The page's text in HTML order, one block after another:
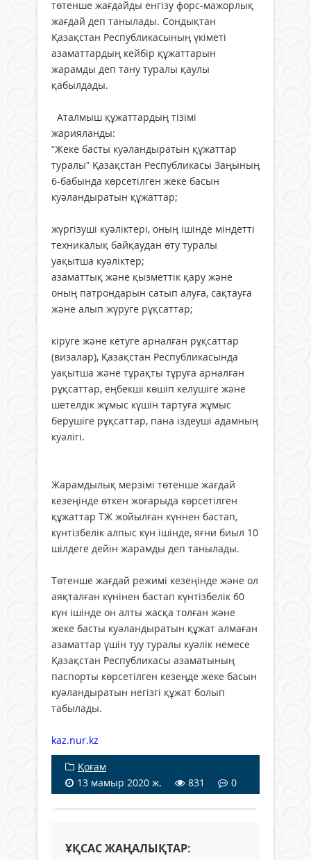
төтенше жағдайды енгізу форс-мажорлық
жағдай деп танылады. Сондықтан
Қазақстан Республикасының үкіметі
азаматтардың кейбір құжаттарын
жарамды деп тану туралы қаулы
қабылдады.
Аталмыш құжаттардың тізімі
жарияланды:
“Жеке басты куәландыратын құжаттар
туралы” Қазақстан Республикасы Заңының
6-бабында көрсетілген жеке басын
куәландыратын құжаттар;
жүргізуші куәліктері, оның ішінде міндетті
техникалық байқаудан өту туралы
уақытша куәліктер;
азаматтық және қызметтік қару және
оның патрондарын сатып алуға, сақтауға
және алып жүруге рұқсаттар;
кіруге және кетуге арналған рұқсаттар
(визалар), Қазақстан Республикасында
уақытша және тұрақты тұруға арналған
рұқсаттар, еңбекші көшіп келушіге және
шетелдік жұмыс күшін тартуға жұмыс
берушіге рұқсаттар, пана іздеуші адамның
куәлігі.
Жарамдылық мерзімі төтенше жағдай
кезеңінде өткен жоғарыда көрсетілген
құжаттар ТЖ жойылған күннен бастап,
күнтізбелік алпыс күн ішінде, яғни биыл 10
шілдеге дейін жарамды деп танылады.
Төтенше жағдай режимі кезеңінде және ол
аяқталған күнінен бастап күнтізбелік 60
күн ішінде он алты жасқа толған және
жеке басты куәландыратын құжат алмаған
азаматтар үшін туу туралы куәлік немесе
Қазақстан Республикасы азаматының
паспорты көрсетілген кезеңде жеке басын
куәландыратын негізгі құжат болып
табылады.
kaz.nur.kz
Қоғам
13 мамыр 2020 ж.
831 0
ҰҚСАС ЖАҢАЛЫҚТАР: